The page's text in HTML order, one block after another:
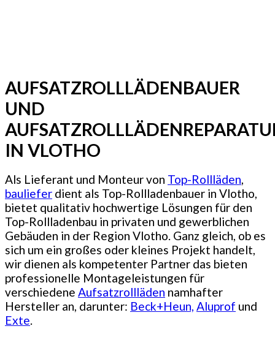
AUFSATZROLLLÄDENBAUER
UND
IN VLOTHO
Als Lieferant und Monteur von Top-Rollläden,
bauliefer dient als Top-Rollladenbauer in Vlotho,
bietet qualitativ hochwertige Lösungen für den
Top-Rollladenbau in privaten und gewerblichen
Gebäuden in der Region Vlotho. Ganz gleich, ob es
sich um ein großes oder kleines Projekt handelt,
wir dienen als kompetenter Partner das bieten
professionelle Montageleistungen für
verschiedene Aufsatzrollläden namhafter
Hersteller an, darunter: Beck+Heun, Aluprof und
Exte.